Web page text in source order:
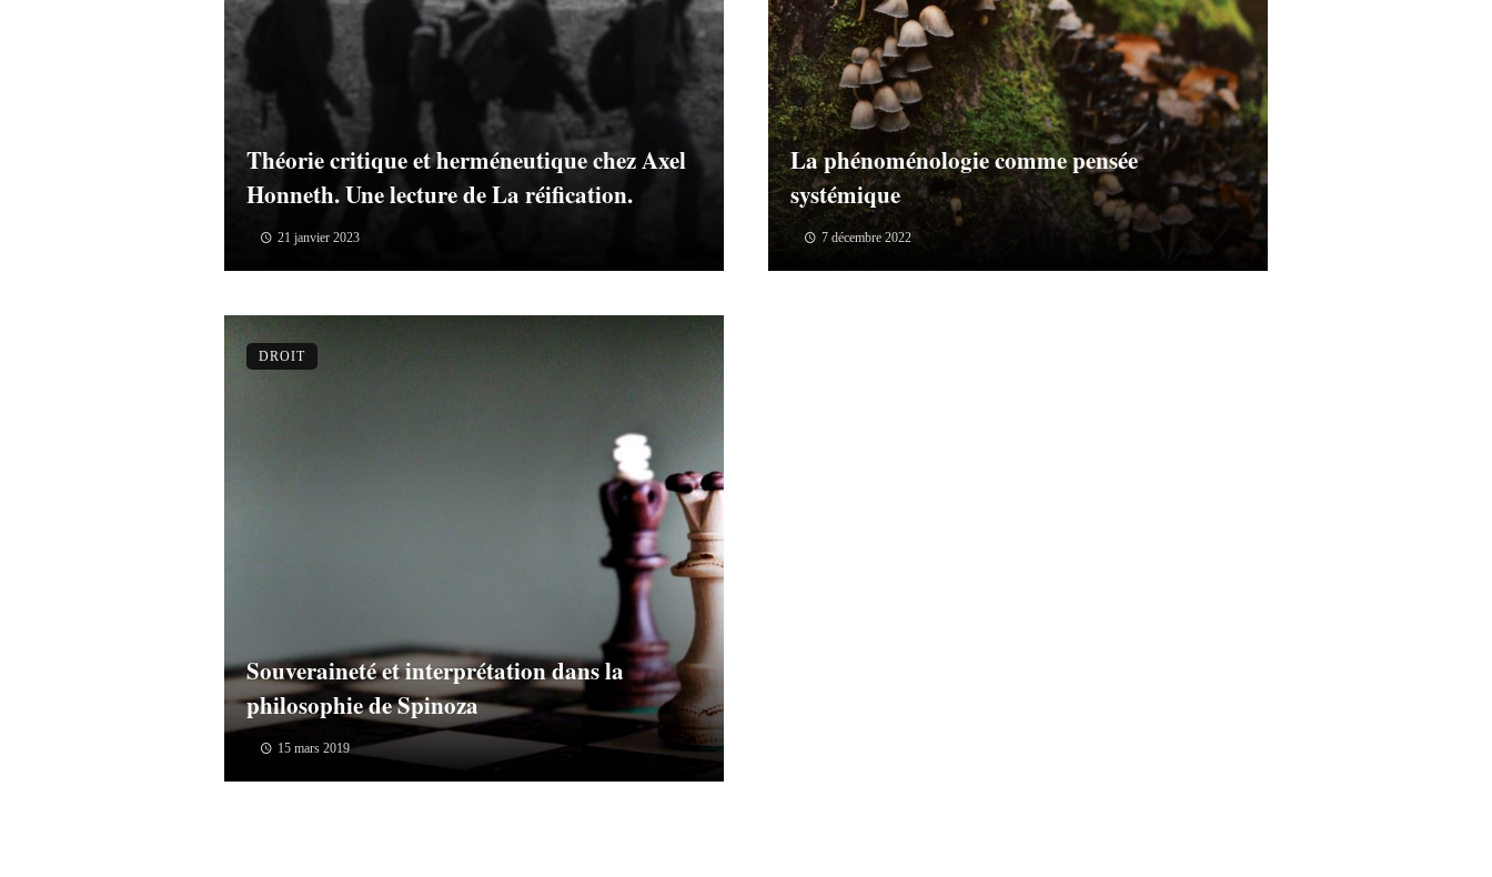
Théorie critique et herméneutique chez Axel
Honneth. Une lecture de La réification.
21 janvier 2023
La phénoménologie comme pensée
systémique
7 décembre 2022
Souveraineté et interprétation dans la
philosophie de Spinoza
15 mars 2019
DROIT